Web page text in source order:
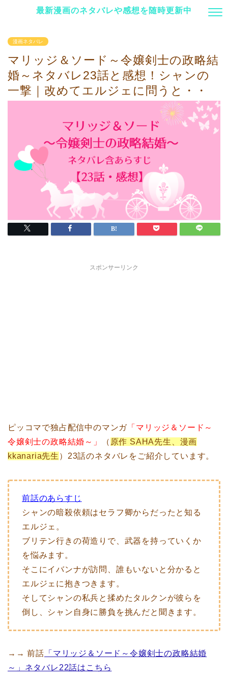
最新漫画のネタバレや感想を随時更新中
漫画ネタバレ
マリッジ＆ソード～令嬢剣士の政略結
婚～ネタバレ23話と感想！シャンの
一撃｜改めてエルジェに問うと・・
スポンサーリンク
ピッコマで独占配信中のマンガ 「マリッジ＆ソード～
令嬢剣士の政略結婚～」
（ 原作 SAHA先生、漫画
kkanaria先生 ）23話のネタバレをご紹介しています。
前話のあらすじ
シャンの暗殺依頼はセラフ卿からだったと知る
エルジェ。
ブリテン行きの荷造りで、武器を持っていくか
を悩みます。
そこにイバンナが訪問、誰もいないと分かると
エルジェに抱きつきます。
そしてシャンの私兵と揉めたタルクンが彼らを
倒し、シャン自身に勝負を挑んだと聞きます。
→→ 前話 「マリッジ＆ソード～令嬢剣士の政略結婚
～」ネタバレ22話はこちら